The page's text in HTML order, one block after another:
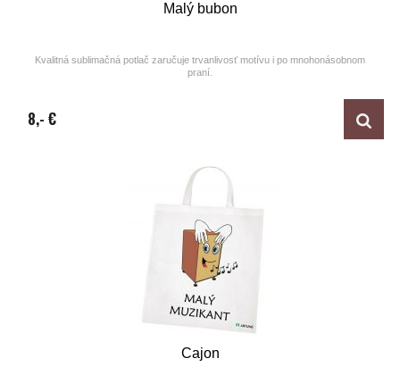
Malý bubon
Kvalitná sublimačná potlač zaručuje trvanlivosť motívu i po mnohonásobnom
praní.
8,- €
Cajon